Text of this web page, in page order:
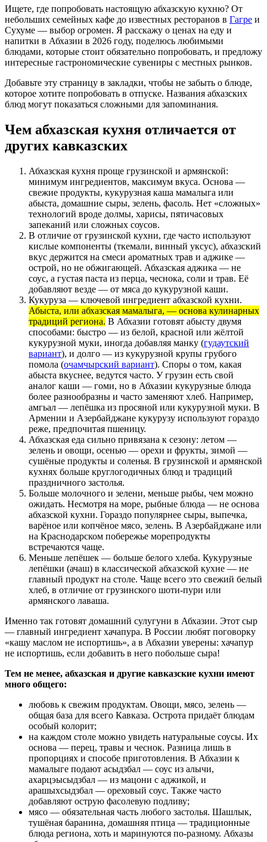
Ищете, где попробовать настоящую абхазскую кухню? От
небольших семейных кафе до известных ресторанов в Гагре и
Сухуме — выбор огромен. Я расскажу о ценах на еду и
напитки в Абхазии в 2026 году, поделюсь любимыми
блюдами, которые стоит обязательно попробовать, и предложу
интересные гастрономические сувениры с местных рынков.
Добавьте эту страницу в закладки, чтобы не забыть о блюде,
которое хотите попробовать в отпуске. Названия абхазских
блюд могут показаться сложными для запоминания.
Чем абхазская кухня отличается от
других кавказских
Абхазская кухня проще грузинской и армянской:
минимум ингредиентов, максимум вкуса. Основа —
свежие продукты, кукурузная каша мамалыга или
абыста, домашние сыры, зелень, фасоль. Нет «сложных»
технологий вроде долмы, харисы, пятичасовых
запеканий или сложных соусов.
В отличие от грузинской кухни, где часто используют
кислые компоненты (ткемали, винный уксус), абхазский
вкус держится на смеси ароматных трав и аджике —
острой, но не обжигающей. Абхазская аджика — не
соус, а густая паста из перца, чеснока, соли и трав. Её
добавляют везде — от мяса до кукурузной каши.
Кукуруза — ключевой ингредиент абхазской кухни.
Абыста, или абхазская мамалыга, — основа кулинарных
традиций региона. В Абхазии готовят абысту двумя
способами: быстро — из белой, красной или жёлтой
кукурузной муки, иногда добавляя манку (гудаутский
вариант), и долго — из кукурузной крупы грубого
помола (очамчырский вариант). Споры о том, какая
абыста вкуснее, ведутся часто. У грузин есть свой
аналог каши — гоми, но в Абхазии кукурузные блюда
более разнообразны и часто заменяют хлеб. Например,
амгьал — лепёшка из просяной или кукурузной муки. В
Армении и Азербайджане кукурузу используют гораздо
реже, предпочитая пшеницу.
Абхазская еда сильно привязана к сезону: летом —
зелень и овощи, осенью — орехи и фрукты, зимой —
сушёные продукты и соленья. В грузинской и армянской
кухнях больше круглогодичных блюд и традиций
праздничного застолья.
Больше молочного и зелени, меньше рыбы, чем можно
ожидать. Несмотря на море, рыбные блюда — не основа
абхазской кухни. Гораздо популярнее сыры, выпечка,
варёное или копчёное мясо, зелень. В Азербайджане или
на Краснодарском побережье морепродукты
встречаются чаще.
Меньше лепёшек — больше белого хлеба. Кукурузные
лепёшки (ачаш) в классической абхазской кухне — не
главный продукт на столе. Чаще всего это свежий белый
хлеб, в отличие от грузинского шоти-пури или
армянского лаваша.
Именно так готовят домашний сулугуни в Абхазии. Этот сыр
— главный ингредиент хачапура. В России любят поговорку
«кашу маслом не испортишь», а в Абхазии уверены: хачапур
не испортишь, если добавить в него побольше сыра!
Тем не менее, абхазская и другие кавказские кухни имеют
много общего:
любовь к свежим продуктам. Овощи, мясо, зелень —
общая база для всего Кавказа. Острота придаёт блюдам
особый колорит;
на каждом столе можно увидеть натуральные соусы. Их
основа — перец, травы и чеснок. Разница лишь в
пропорциях и способе приготовления. В Абхазии к
мамалыге подают асыдзбал — соус из алычи,
ахарцэысыдзбал — из мацони с аджикой, и
арашыхсыдзбал — ореховый соус. Также часто
добавляют острую фасолевую подливу;
мясо — обязательная часть любого застолья. Шашлык,
тушёная баранина, домашняя птица — традиционные
блюда региона, хоть и маринуются по-разному. Абхазы